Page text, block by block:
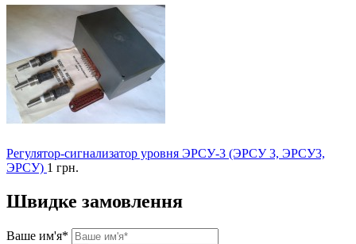
Регулятор-сигнализатор уровня ЭРСУ-3 (ЭРСУ 3, ЭРСУ3,
ЭРСУ) 1 грн.
Швидке замовлення
Ваше им'я*